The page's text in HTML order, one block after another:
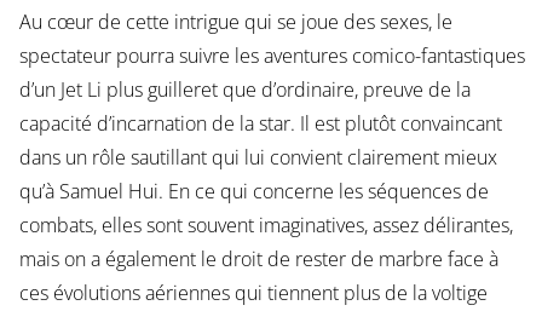
Au cœur de cette intrigue qui se joue des sexes, le
spectateur pourra suivre les aventures comico-fantastiques
d’un Jet Li plus guilleret que d’ordinaire, preuve de la
capacité d’incarnation de la star. Il est plutôt convaincant
dans un rôle sautillant qui lui convient clairement mieux
qu’à Samuel Hui. En ce qui concerne les séquences de
combats, elles sont souvent imaginatives, assez délirantes,
mais on a également le droit de rester de marbre face à
ces évolutions aériennes qui tiennent plus de la voltige